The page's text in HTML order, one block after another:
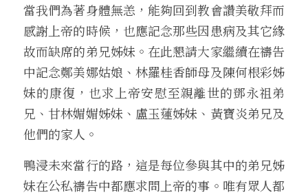
當我們為著身體無恙，能夠回到教會讚美敬拜而
感謝上帝的時候，也應記念那些因患病及其它緣
故而缺席的弟兄姊妹。在此懇請大家繼續在禱告
中記念鄭美娜姑娘、林羅桂香師母及陳何根彩姊
妹的康復，也求上帝安慰至親離世的鄧永祖弟
兄、甘林媚媚姊妹、盧玉蓮姊妹、黃寶炎弟兄及
他們的家人。
鴨浸未來當行的路，這是每位參與其中的弟兄姊
妹在公私禱告中都應求問上帝的事。唯有眾人都